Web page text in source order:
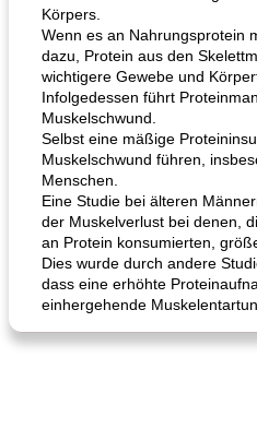
Karamell-Brownie-Kuchen
Körpers.
Wenn es an Nahrungsprotein
dazu, Protein aus den
wichtigere Gewebe und
Infolgedessen führt
Muskelschwund.
Selbst eine mäßige
Muskelschwund führen,
Menschen.
Eine Studie bei älteren
der Muskelverlust bei denen,
an Protein konsumierten,
Dies wurde durch andere
dass eine erhöhte
einhergehende